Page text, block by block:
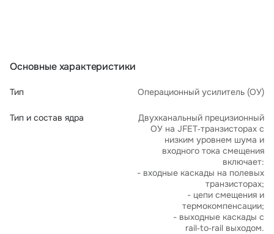
Основные характеристики
Тип Операционный усилитель (ОУ)
Тип и состав ядра
Двухканальный прецизионный
ОУ на JFET‑транзисторах с
низким уровнем шума и
входного тока смещения
включает:
- входные каскады на полевых
транзисторах;
- цепи смещения и
термокомпенсации;
- выходные каскады с
rail‑to‑rail выходом.